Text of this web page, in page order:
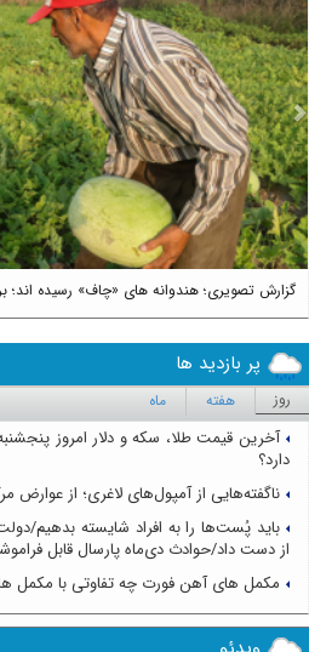
گزارش تصویری؛ هندوانه های «چاف» رسیده اند؛
Next
پر بازدید ها
روز هفته ماه
دارد؟
ناگفته‌هایی از آمپول‌های لاغری؛ از عوارض
باید پُست‌ها را به افراد شایسته بدهیم/
از دست داد/حوادث دی‌ماه پارسال قابل
مکمل های آهن فورت چه تفاوتی با مکمل